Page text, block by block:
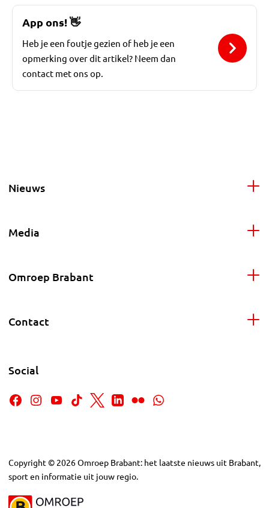
App ons!👋
Heb je een foutje gezien of heb je een
opmerking over dit artikel? Neem dan
contact met ons op.
Nieuws
Media
Omroep Brabant
Contact
Social
Copyright © 2026Omroep Brabant: het laatste nieuws uit Brabant,
sport en informatie uit jouw regio.